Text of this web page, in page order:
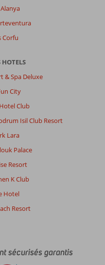
Corfu
HOTELS
& Spa Deluxe
City
Club
Isil Club Resort
Lara
Palace
Resort
K Club
Hotel
Resort
sécurisés garantis